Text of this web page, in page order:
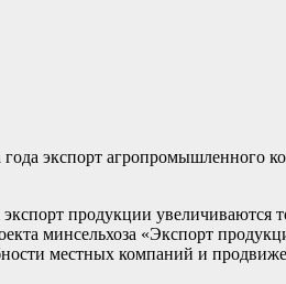
экспорт агропромышленного
продукции увеличиваются
минсельхоза «Экспорт
местных компаний и